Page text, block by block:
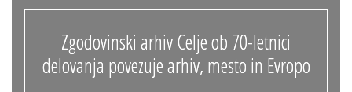
Zgodovinski arhiv Celje ob 70-letnici
delovanja povezuje arhiv, mesto in Evropo